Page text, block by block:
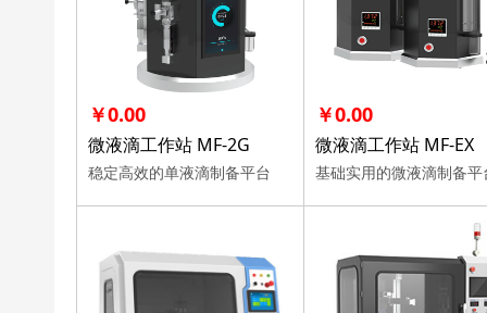
￥0.00
微液滴工作站 MF-2G
稳定高效的单液滴制备平台
￥0.00
微液滴工作站 MF-EX
基础实用的微液滴制备平